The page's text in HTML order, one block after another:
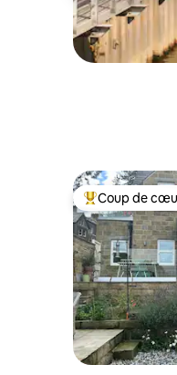
Coups de
Coup de